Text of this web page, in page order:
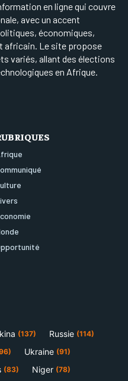
en ligne qui couvre
avec un accent
économiques,
africain. Le site propose
variés, allant des élections
en Afrique.
(137) Russie (114)
Ukraine (91)
(83) Niger (78)